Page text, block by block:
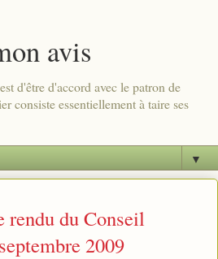
avis
d'être d'accord avec le patron de
consiste essentiellement à taire ses
▼
rendu du Conseil
2009